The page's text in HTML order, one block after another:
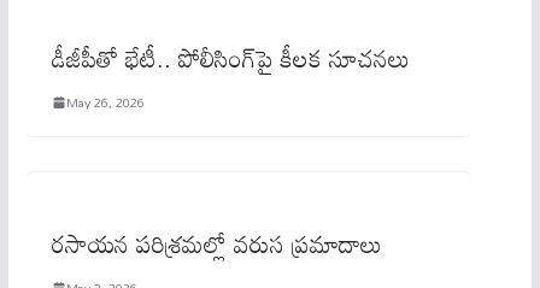
డీజీపీతో భేటీ.. పోలీసింగ్‌పై కీలక సూచనలు
May 26, 2026
రసాయన పరిశ్రమల్లో వరుస ప్రమాదాలు